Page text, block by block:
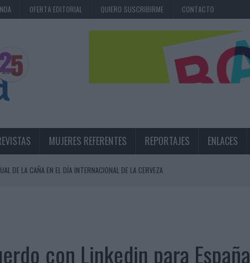
OFERTA EDITORIAL QUIERO SUSCRIBIRME CONTACTO
MUJERES REFERENTES REPORTAJES ENLACES
DE LA CAÑA EN EL DÍA INTERNACIONAL DE LA CERVEZA
DE LAS MARCAS
CON IAcon Linkedin para España